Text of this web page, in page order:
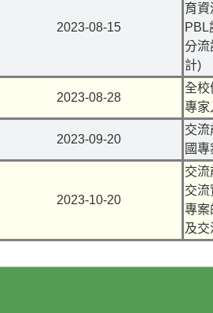
2023-08-15
育
PBL
分流
計)
2023-08-28
全校
專家
2023-09-20
交流
國
2023-10-20
交流
交
專案
及交